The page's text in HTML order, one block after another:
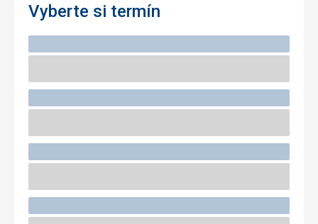
Vyberte si termín